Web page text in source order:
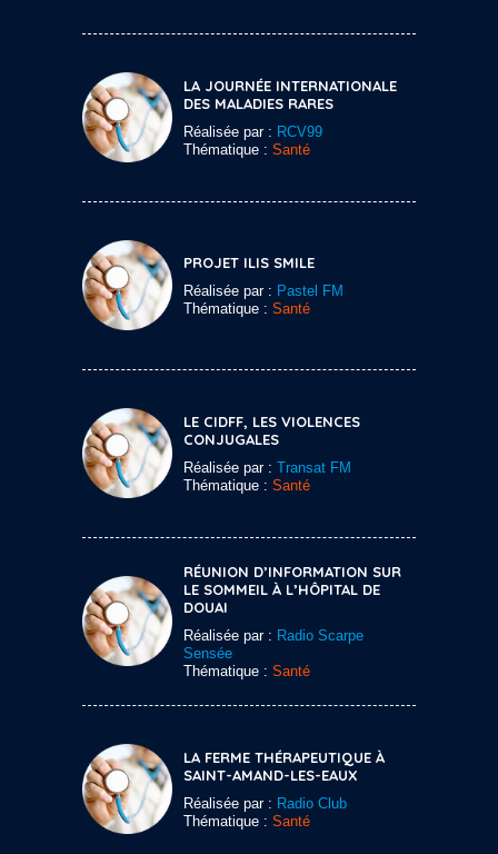
LA JOURNÉE INTERNATIONALE
DES MALADIES RARES
Réalisée par : RCV99
Thématique : Santé
PROJET ILIS SMILE
Réalisée par : Pastel FM
Thématique : Santé
LE CIDFF, LES VIOLENCES
CONJUGALES
Réalisée par : Transat FM
Thématique : Santé
RÉUNION D’INFORMATION SUR
LE SOMMEIL À L’HÔPITAL DE
DOUAI
Réalisée par : Radio Scarpe
Sensée
Thématique : Santé
LA FERME THÉRAPEUTIQUE À
SAINT-AMAND-LES-EAUX
Réalisée par : Radio Club
Thématique : Santé